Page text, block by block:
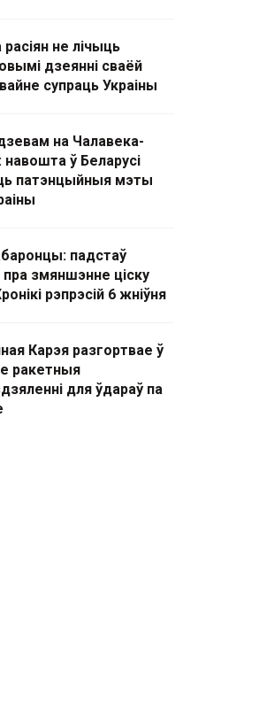
не лічыць
дзеянні сваёй
вайне супраць Украіны
на Чалавека-
навошта ў Беларусі
патэнцыйныя мэты
падстаў
пра змяншэнне ціску
рэпрэсій 6 жніўня
Карэя разгортвае ў
ракетныя
для ўдараў па